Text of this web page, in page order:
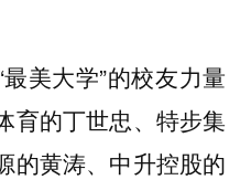
美大学”的校友力量
育的丁世忠、特步集
的黄涛、中升控股的